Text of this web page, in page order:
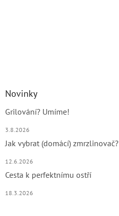
Novinky
Grilování? Umíme!
3.8.2026
Jak vybrat (domácí) zmrzlinovač?
12.6.2026
Cesta k perfektnímu ostří
18.3.2026